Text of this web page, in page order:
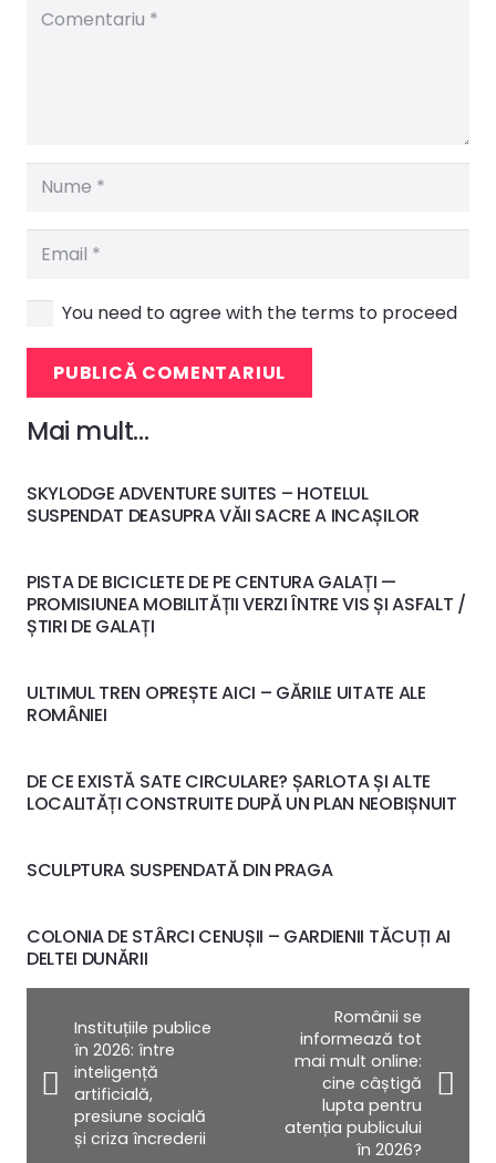
You need to agree with the terms to proceed
PUBLICĂ COMENTARIUL
Mai mult…
SKYLODGE ADVENTURE SUITES – HOTELUL
SUSPENDAT DEASUPRA VĂII SACRE A INCAȘILOR
PISTA DE BICICLETE DE PE CENTURA GALAȚI —
PROMISIUNEA MOBILITĂȚII VERZI ÎNTRE VIS ȘI ASFALT /
ȘTIRI DE GALAȚI
ULTIMUL TREN OPREȘTE AICI – GĂRILE UITATE ALE
ROMÂNIEI
DE CE EXISTĂ SATE CIRCULARE? ȘARLOTA ȘI ALTE
LOCALITĂȚI CONSTRUITE DUPĂ UN PLAN NEOBIȘNUIT
SCULPTURA SUSPENDATĂ DIN PRAGA
COLONIA DE STÂRCI CENUȘII – GARDIENII TĂCUȚI AI
DELTEI DUNĂRII
Instituțiile publice
în 2026: între
inteligență
artificială,
presiune socială
și criza încrederii
Românii se
informează tot
mai mult online:
cine câștigă
lupta pentru
atenția publicului
în 2026?